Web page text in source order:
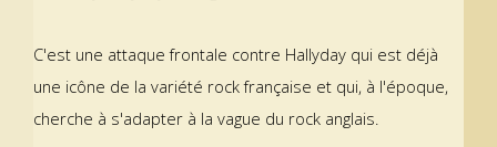
C'est une attaque frontale contre Hallyday qui est déjà
une icône de la variété rock française et qui, à l'époque,
cherche à s'adapter à la vague du rock anglais.